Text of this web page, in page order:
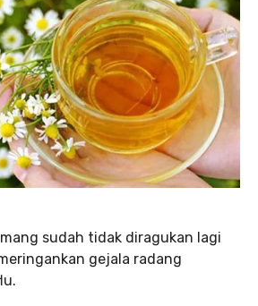
sudah tidak diragukan lagi
gejala radang